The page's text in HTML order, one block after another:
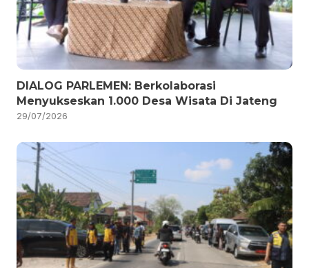
DIALOG PARLEMEN: Berkolaborasi
Menyukseskan 1.000 Desa Wisata Di Jateng
29/07/2026